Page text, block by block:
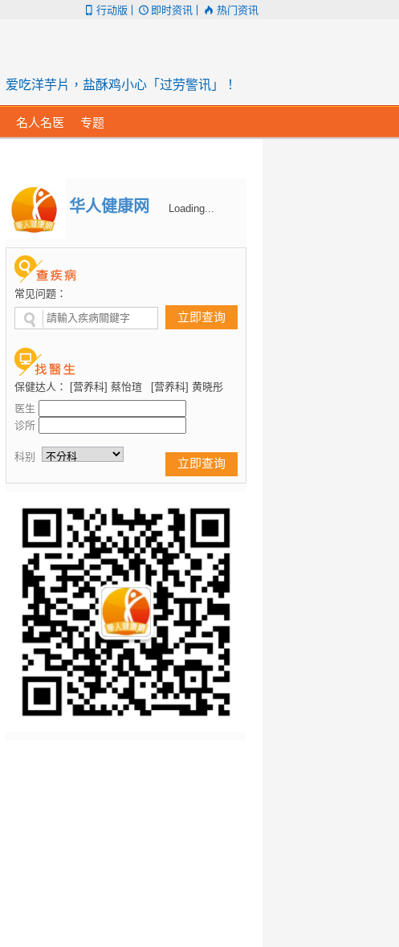
行动版 即时资讯 热门资讯
爱吃洋芋片，盐酥鸡小心「过劳警讯」！
名人名医 专题
华人健康网 Loading...
常见问题：
立即查询
保健达人： [营养科] 蔡怡瑄
[营养科] 黄晓彤
医生
诊所
科别 立即查询